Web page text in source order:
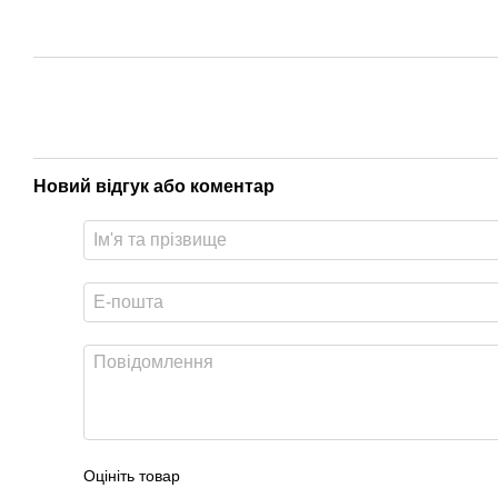
Новий відгук або коментар
Оцініть товар